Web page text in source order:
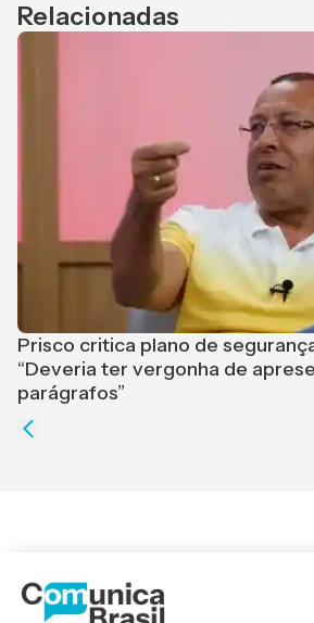
Relacionadas
Prisco critica plano de
“Deveria ter vergonha de
parágrafos”